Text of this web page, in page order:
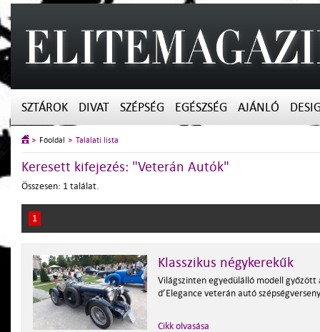
SZTÁROK DIVAT SZÉPSÉG EGÉSZSÉG AJÁNLÓ
Főoldal Találati lista
Keresett kifejezés: "Veterán Autók"
Összesen: 1 találat.
1
Klasszikus négykerekűk
Világszinten egyedülálló modell győzött
d’Elegance veterán autó
Cikk olvasása